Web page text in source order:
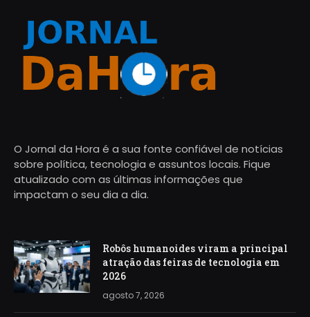
O Jornal da Hora é a sua fonte confiável de notícias
sobre política, tecnologia e assuntos locais. Fique
atualizado com as últimas informações que
impactam o seu dia a dia.
Robôs humanoides viram a principal
atração das feiras de tecnologia em
2026
agosto 7, 2026